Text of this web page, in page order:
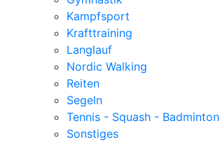
Kampfsport
Krafttraining
Langlauf
Nordic Walking
Reiten
Segeln
Tennis - Squash - Badminton
Sonstiges